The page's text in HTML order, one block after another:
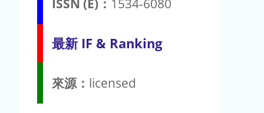
最新 IF & Ranking
來源： licensed